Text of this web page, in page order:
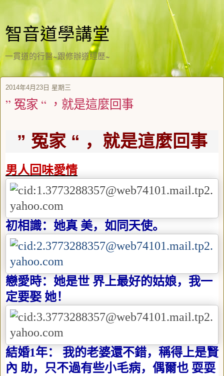
智音道學講堂
一貫道的行醫~跟修辦道經歷~
2014年4月23日 星期三
” 冤家 “ ，就是這麼回事
” 冤家 “ ，就是這麼回事
男人回味愛情
初相識：她真 美，如同天使。
戀愛時：她是世 界上最好的姑娘，我一
定要娶 她！
結婚1年： 我的老婆還不錯，稱得上是賢
內 助，只不過有些小毛病，偶爾也 耍耍